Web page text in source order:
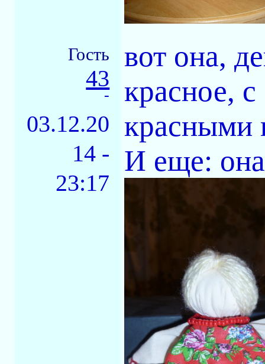
Гость
43
-
03.12.20
14 -
23:17
вот она,
красное,
красными
И еще: